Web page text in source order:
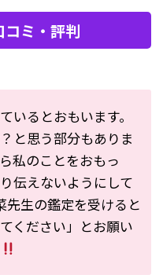
ミ・評判
いるとおもいます。
と思う部分もありま
私のことをおもっ
伝えないようにして
先生の鑑定を受けると
ください」とお願い